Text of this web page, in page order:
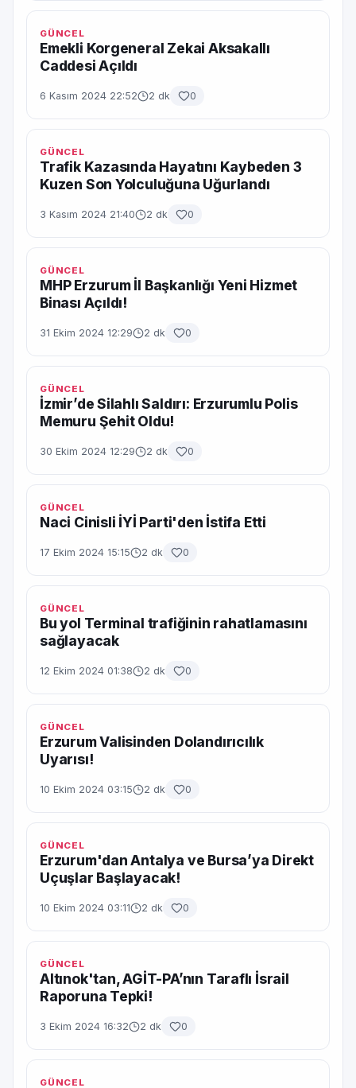
GÜNCEL
Emekli Korgeneral Zekai Aksakallı
Caddesi Açıldı
6 Kasım 2024 22:52 2 dk 0
GÜNCEL
Trafik Kazasında Hayatını Kaybeden 3
Kuzen Son Yolculuğuna Uğurlandı
3 Kasım 2024 21:40 2 dk 0
GÜNCEL
MHP Erzurum İl Başkanlığı Yeni Hizmet
Binası Açıldı!
31 Ekim 2024 12:29 2 dk 0
GÜNCEL
İzmir’de Silahlı Saldırı: Erzurumlu Polis
Memuru Şehit Oldu!
30 Ekim 2024 12:29 2 dk 0
GÜNCEL
Naci Cinisli İYİ Parti'den İstifa Etti
17 Ekim 2024 15:15 2 dk 0
GÜNCEL
Bu yol Terminal trafiğinin rahatlamasını
sağlayacak
12 Ekim 2024 01:38 2 dk 0
GÜNCEL
Erzurum Valisinden Dolandırıcılık
Uyarısı!
10 Ekim 2024 03:15 2 dk 0
GÜNCEL
Erzurum'dan Antalya ve Bursa’ya Direkt
Uçuşlar Başlayacak!
10 Ekim 2024 03:11 2 dk 0
GÜNCEL
Altınok'tan, AGİT-PA’nın Taraflı İsrail
Raporuna Tepki!
3 Ekim 2024 16:32 2 dk 0
GÜNCEL